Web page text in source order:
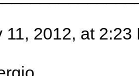
11, 2012, at